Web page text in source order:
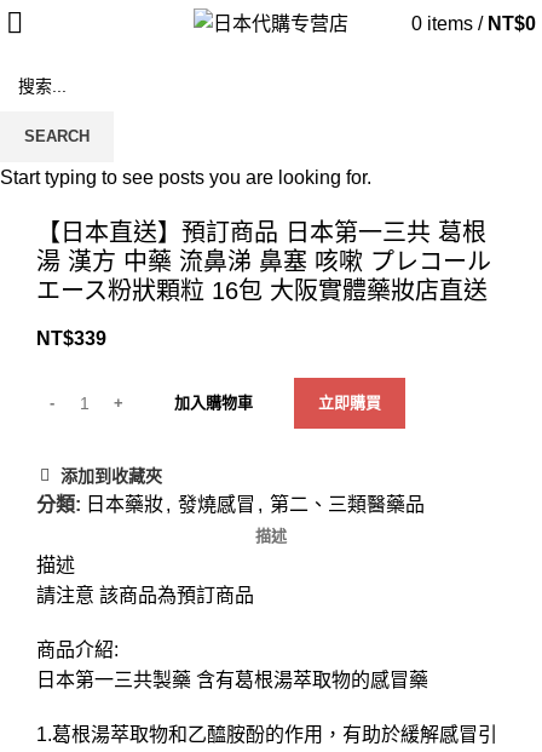
0 items / NT$0
【日本直送】預訂商品 日本第一三共 葛根
湯 漢方 中藥 流鼻涕 鼻塞 咳嗽 プレコール
エース粉狀顆粒 16包 大阪實體藥妝店直送
NT$339
加入購物車 立即購買
添加到收藏夾
分類: 日本藥妝, 發燒感冒 , 第二、三類醫藥品
描述
描述
請注意 該商品為預訂商品
商品介紹:
日本第一三共製藥 含有葛根湯萃取物的感冒藥
1.葛根湯萃取物和乙醯胺酚的作用，有助於緩解感冒引
SEARCH
Start typing to see posts you are looking for.